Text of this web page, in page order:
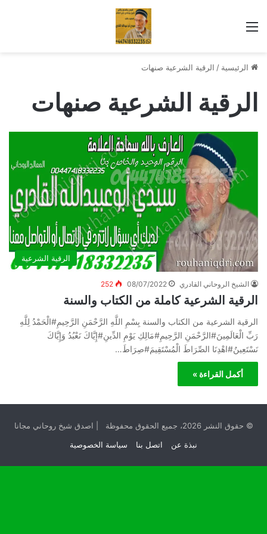
القائمة
الرئيسية / الرقية الشرعية صنهات
الرقية الشرعية صنهات
الرقية الشرعية
الشيخ الروحاني القادري 08/07/2022
252
الرقية الشرعية كاملة من الكتاب والسنة
الرقية الشرعية من الكتاب والسنة بِسْمِ اللَّهِ الرَّحْمَنِ الرَّحِيمِ#الْحَمْدُ لِلَّهِ
رَبِّ الْعَالَمِينَ#الرَّحْمَنِ الرَّحِيمِ#مَالِكِ يَوْمِ الدِّينِ#إِيَّاكَ نَعْبُدُ وَإِيَّاكَ
نَسْتَعِينُ#اهْدِنَا الصِّرَاطَ الْمُسْتَقِيمَ#صِرَاطَ…
أكمل القراءة »
© حقوق النشر 2026، جميع الحقوق محفوظة | اصدق شيخ روحاني مجانا
نبذة عن
اتصل بنا سياسة الخصوصية